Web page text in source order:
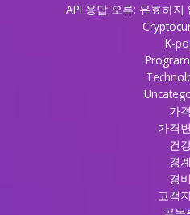
API 응답 오류: 유효하
K-
가격
가격
건
경계
경비
고객